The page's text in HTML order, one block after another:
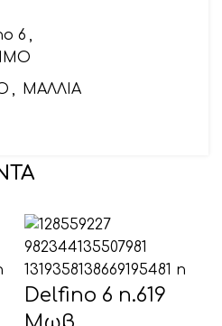
6 ,
,
ΜΑΛΛΙΑ
Delfino 6 n.619